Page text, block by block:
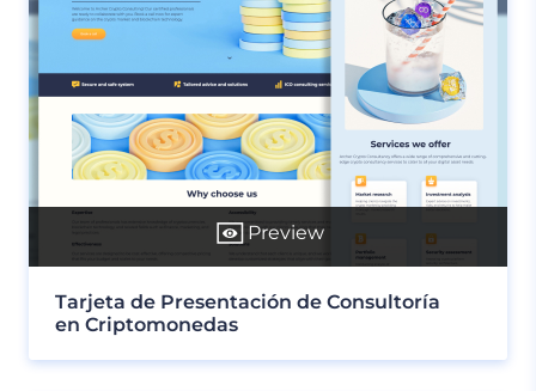
Preview
Tarjeta de Presentación de Consultoría
en Criptomonedas